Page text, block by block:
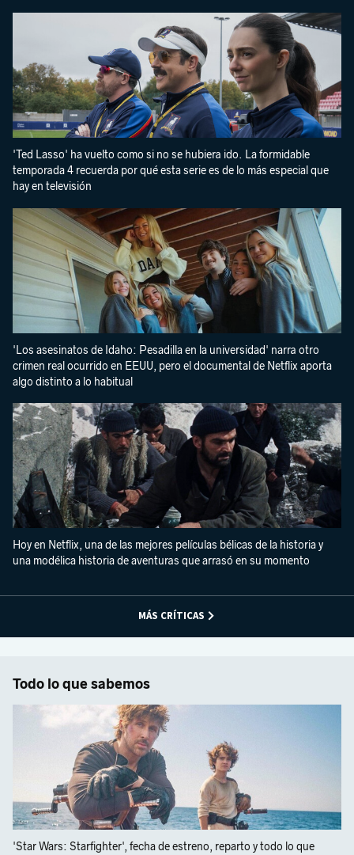
'Ted Lasso' ha vuelto como si no se hubiera ido. La formidable
temporada 4 recuerda por qué esta serie es de lo más especial que
hay en televisión
'Los asesinatos de Idaho: Pesadilla en la universidad' narra otro
crimen real ocurrido en EEUU, pero el documental de Netflix aporta
algo distinto a lo habitual
Hoy en Netflix, una de las mejores películas bélicas de la historia y
una modélica historia de aventuras que arrasó en su momento
MÁS CRÍTICAS
Todo lo que sabemos
'Star Wars: Starfighter', fecha de estreno, reparto y todo lo que